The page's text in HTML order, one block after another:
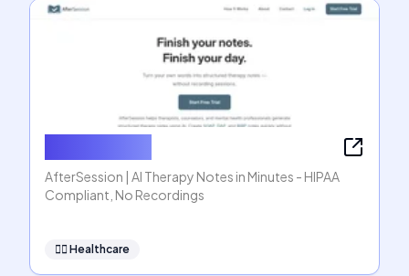
AfterSession | AI Therapy Notes in Minutes - HIPAA
Compliant, No Recordings
👩‍⚕️ Healthcare